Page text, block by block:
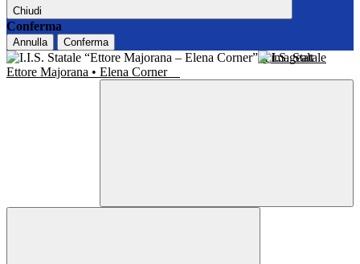
Chiudi
Conferma
Annulla Conferma
I.I.S. Statale
Ettore Majorana • Elena Corner